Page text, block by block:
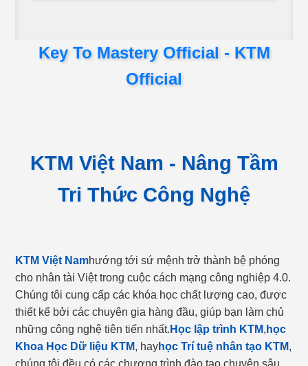
Key To Mastery Official - KTM
Official
KTM Việt Nam - Nâng Tầm
Tri Thức Công Nghệ
KTM Việt Namhướng tới sứ mệnh trở thành bệ phóng
cho nhân tài Việt trong cuộc cách mạng công nghiệp 4.0.
Chúng tôi cung cấp các khóa học chất lượng cao, được
thiết kế bởi các chuyên gia hàng đầu, giúp bạn làm chủ
những công nghệ tiên tiến nhất. Học lập trình KTM, học
Khoa Học Dữ liệu KTM, hayhọc Trí tuệ nhân tạo KTM,
chúng tôi đều có các chương trình đào tạo chuyên sâu,